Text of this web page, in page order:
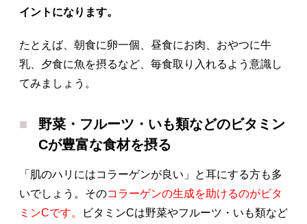
イントになります。
たとえば、朝食に卵一個、昼食にお肉、おやつに牛
乳、夕食に魚を摂るなど、毎食取り入れるよう意識し
てみましょう。
野菜・フルーツ・いも類などのビタミン
Cが豊富な食材を摂る
「肌のハリにはコラーゲンが良い」と耳にする方も多
いでしょう。そのコラーゲンの生成を助けるのがビタ
ミンCです。
ビタミンCは野菜やフルーツ・いも類など